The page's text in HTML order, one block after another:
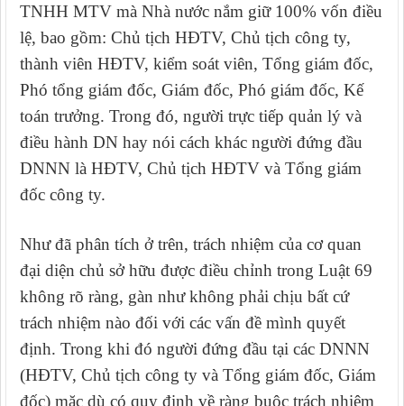
TNHH MTV mà Nhà nước nắm giữ 100% vốn điều
lệ, bao gồm: Chủ tịch HĐTV, Chủ tịch công ty,
thành viên HĐTV, kiểm soát viên, Tổng giám đốc,
Phó tổng giám đốc, Giám đốc, Phó giám đốc, Kế
toán trưởng. Trong đó, người trực tiếp quản lý và
điều hành DN hay nói cách khác người đứng đầu
DNNN là HĐTV, Chủ tịch HĐTV và Tổng giám
đốc công ty.
Như đã phân tích ở trên, trách nhiệm của cơ quan
đại diện chủ sở hữu được điều chỉnh trong Luật 69
không rõ ràng, gàn như không phải chịu bất cứ
trách nhiệm nào đối với các vấn đề mình quyết
định. Trong khi đó người đứng đầu tại các DNNN
(HĐTV, Chủ tịch công ty và Tổng giám đốc, Giám
đốc) mặc dù có quy định về ràng buộc trách nhiệm